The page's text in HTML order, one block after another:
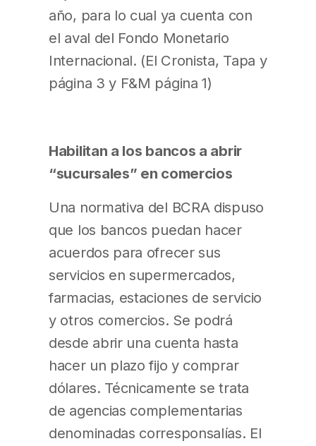
año, para lo cual ya cuenta con
el aval del Fondo Monetario
Internacional. (El Cronista, Tapa y
página 3 y F&M página 1)
Habilitan a los bancos a abrir
“sucursales” en comercios
Una normativa del BCRA dispuso
que los bancos puedan hacer
acuerdos para ofrecer sus
servicios en supermercados,
farmacias, estaciones de servicio
y otros comercios. Se podrá
desde abrir una cuenta hasta
hacer un plazo fijo y comprar
dólares. Técnicamente se trata
de agencias complementarias
denominadas corresponsalías. El